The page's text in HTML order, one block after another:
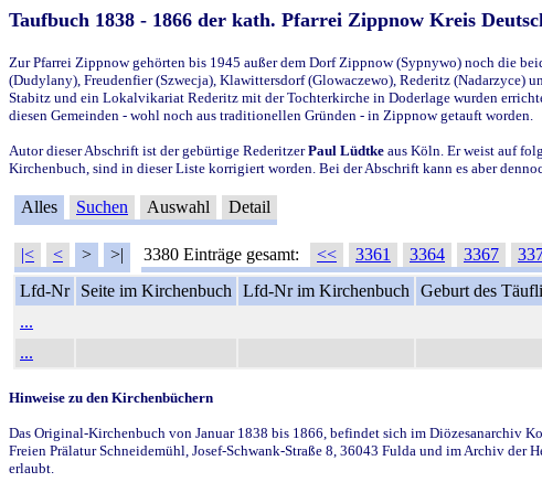
Taufbuch 1838 - 1866 der kath. Pfarrei Zippnow Kreis
Zur Pfarrei Zippnow gehörten bis 1945 außer dem Dorf Zippnow (Sypnywo) noch die
(Dudylany), Freudenfier (Szwecja), Klawittersdorf (Glowaczewo), Rederitz
Stabitz und ein Lokalvikariat Rederitz mit der Tochterkirche in Doderlage wurden
diesen Gemeinden - wohl noch aus traditionellen Gründen - in Zippnow getauft worden.
Autor dieser Abschrift ist der gebürtige RederitzerPaul Lüdtke aus Köln. Er weist auf
Kirchenbuch, sind in dieser Liste korrigiert worden. Bei der Abschrift kann es aber
Alles Suchen Auswahl Detail
|< < > >| 3380 Einträge gesamt: << 3361 3364 3367
Lfd-Nr
Seite im Kirchenbuch Lfd-Nr im Kirchenbuch Geburt des
...
...
Hinweise zu den Kirchenbüchern
Das Original-Kirchenbuch von Januar 1838 bis 1866, befindet sich im Diözesanarchiv
Freien Prälatur Schneidemühl, Josef-Schwank-Straße 8, 36043 Fulda und im Archiv der
erlaubt.